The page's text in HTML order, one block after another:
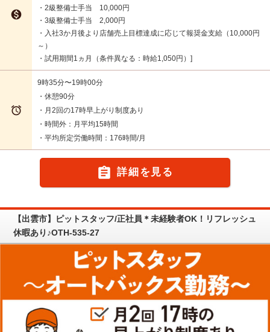

・2級整備士手当 10,000円
・3級整備士手当 2,000円
・入社3か月後より店舗売上目標達成に応じて報奨金支給（10,000円
～）
・試用期間1ヵ月（条件異なる：時給1,050円）

9時35分〜19時00分
・休憩90分
・月2回の17時早上がり制度あり
・時間外：月平均15時間
・平均所定労働時間：176時間/月
 詳細を見る
【出雲市】ピットスタッフ/正社員＊未経験者OK！リフレッシュ
休暇あり♪OTH-535-27